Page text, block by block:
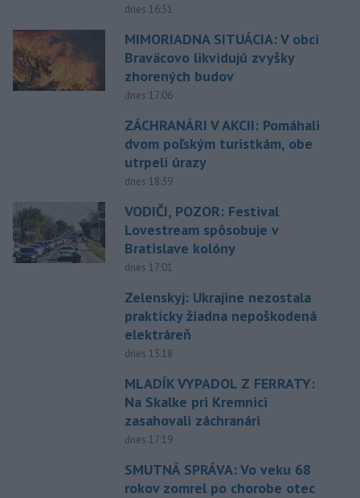
dnes 16:51
MIMORIADNA SITUÁCIA: V obci
Braväcovo likvidujú zvyšky
zhorených budov
dnes 17:06
ZÁCHRANÁRI V AKCII: Pomáhali
dvom poľským turistkám, obe
utrpeli úrazy
dnes 18:39
VODIČI, POZOR: Festival
Lovestream spôsobuje v
Bratislave kolóny
dnes 17:01
Zelenskyj: Ukrajine nezostala
prakticky žiadna nepoškodená
elektráreň
dnes 15:18
MLADÍK VYPADOL Z FERRATY:
Na Skalke pri Kremnici
zasahovali záchranári
dnes 17:19
SMUTNÁ SPRÁVA: Vo veku 68
rokov zomrel po chorobe otec